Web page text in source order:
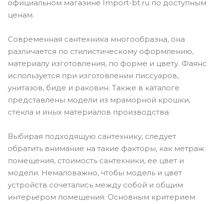
официальном магазине Import-bt.ru по доступным
ценам.
Современная сантехника многообразна, она
различается по стилистическому оформлению,
материалу изготовления, по форме и цвету. Фаянс
используется при изготовлении писсуаров,
унитазов, биде и раковин. Также в каталоге
представлены модели из мраморной крошки,
стекла и иных материалов производства.
Выбирая подходящую сантехнику, следует
обратить внимание на такие факторы, как метраж
помещения, стоимость сантехники, ее цвет и
модели. Немаловажно, чтобы модель и цвет
устройств сочетались между собой и общим
интерьером помещения. Основным критерием